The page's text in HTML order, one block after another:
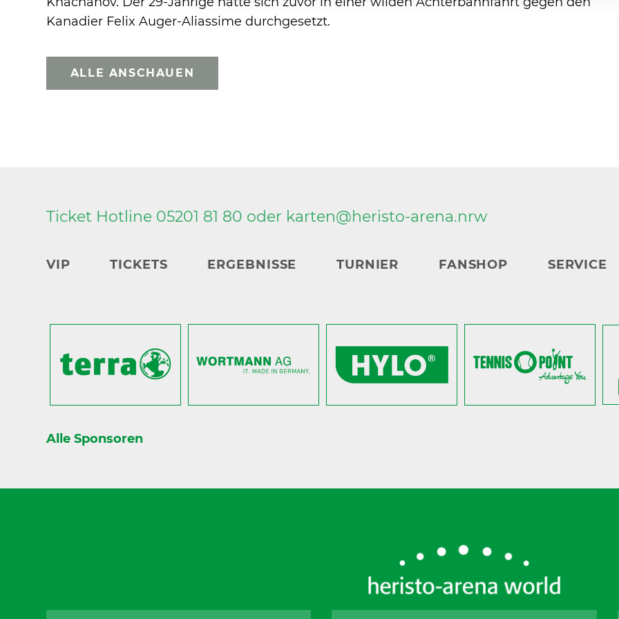
Kanadier Felix Auger-Aliassime durchgesetzt.
ALLE ANSCHAUEN
Ticket Hotline 05201 81 80 oder karten@heristo-arena.nrw
VIP TICKETS ERGEBNISSE TURNIER FANSHOP SERVICE
Alle Sponsoren